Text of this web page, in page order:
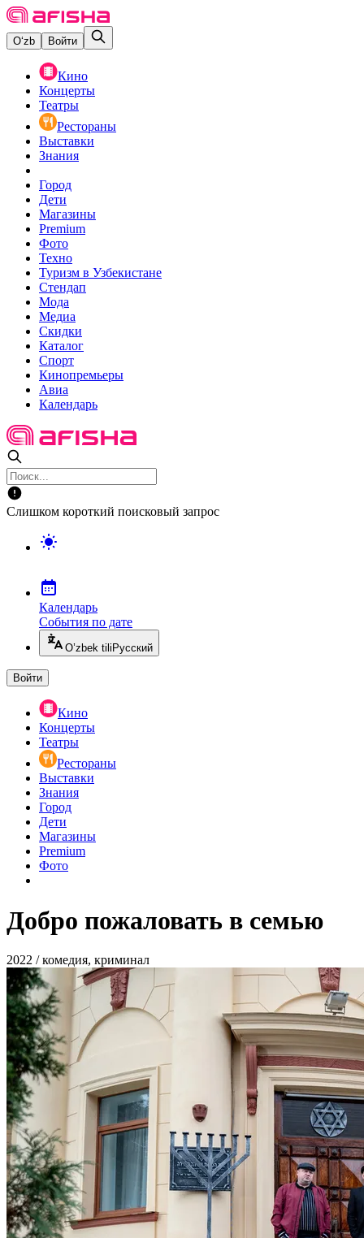
O‘zb Войти
Кино
Концерты
Театры
Рестораны
Выставки
Знания
Город
Дети
Магазины
Premium
Фото
Техно
Туризм в Узбекистане
Стендап
Мода
Медиа
Скидки
Каталог
Спорт
Кинопремьеры
Авиа
Календарь
Слишком короткий поисковый запрос
Календарь
События по дате
O’zbek tili Русский
Войти
Кино
Концерты
Театры
Рестораны
Выставки
Знания
Город
Дети
Магазины
Premium
Фото
Добро пожаловать в семью
2022 / комедия, криминал